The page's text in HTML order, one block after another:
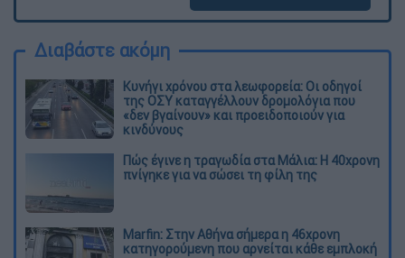
Διαβάστε ακόμη
Κυνήγι χρόνου στα λεωφορεία: Οι οδηγοί
της ΟΣΥ καταγγέλλουν δρομολόγια που
«δεν βγαίνουν» και προειδοποιούν για
κινδύνους
Πώς έγινε η τραγωδία στα Μάλια: Η 40χρονη
πνίγηκε για να σώσει τη φίλη της
Marfin: Στην Αθήνα σήμερα η 46χρονη
κατηγορούμενη που αρνείται κάθε εμπλοκή